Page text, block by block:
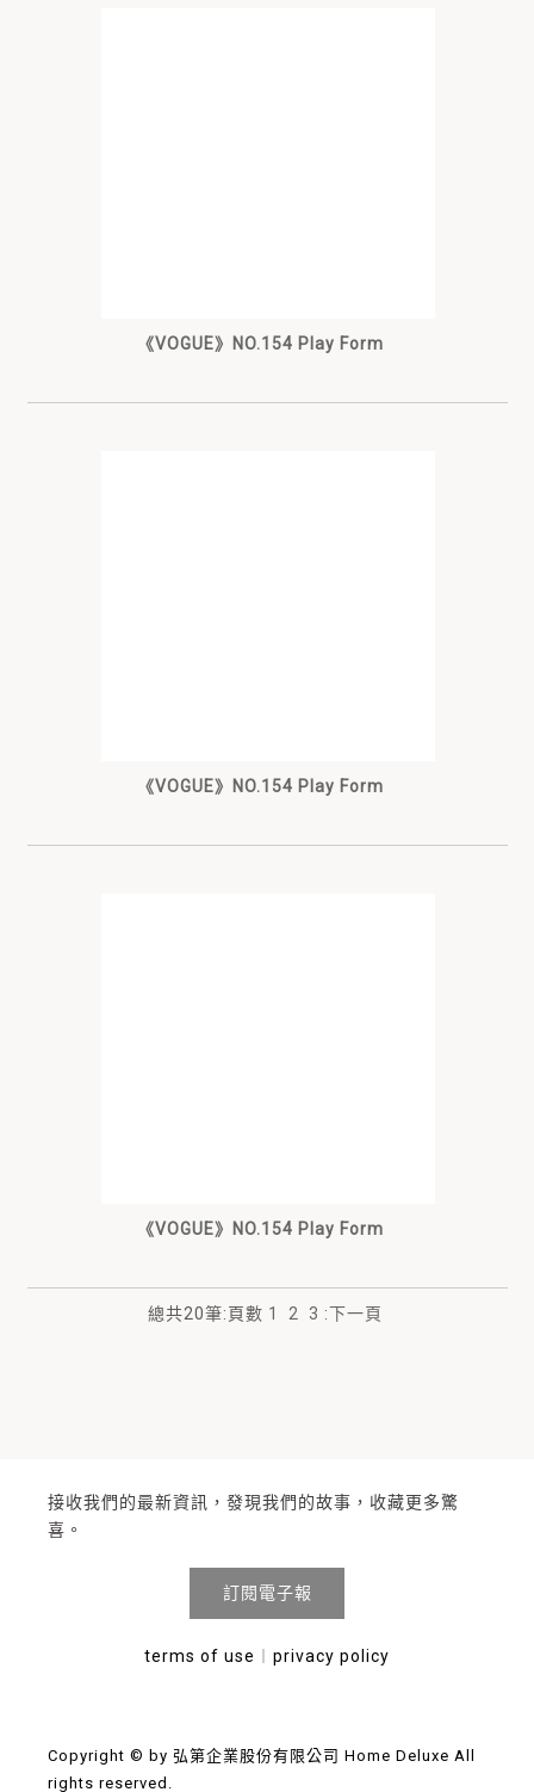
《VOGUE》NO.154 Play Form
《VOGUE》NO.154 Play Form
《VOGUE》NO.154 Play Form
總共20筆:頁數 1 2 3 :下一頁
Copyright © by 弘第企業股份有限公司 Home Deluxe All
rights reserved.
接收我們的最新資訊，發現我們的故事，收藏更多驚
喜。
訂閱電子報
terms of use privacy policy